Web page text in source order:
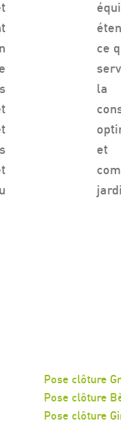
ce
la
et
Pose clôture
Pose clôture
Pose clôture